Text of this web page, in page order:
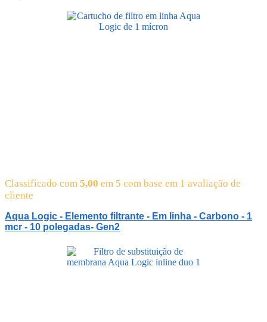
Classificado com 5,00 em 5 com base em 1 avaliação de
cliente
Aqua Logic - Elemento filtrante - Em linha - Carbono - 1
mcr - 10 polegadas- Gen2